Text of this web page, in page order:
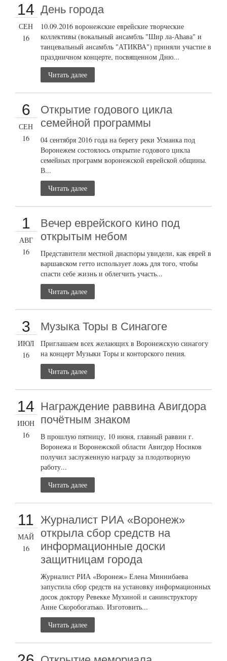
14
СЕН
16
День города
10.09.2016 воронежские еврейские творческие
коллективы (вокальный ансамбль "Шир ла-Аhава" и
танцевальный ансамбль "АТИКВА") приняли участие в
праздничном концерте, посвященном Дню...
Читать далее
6
СЕН
16
Открытие годового цикла
семейной программы
04 сентября 2016 года на берегу реки Усманка под
Воронежем состоялось открытие годового цикла
семейных программ воронежской еврейской общины.
В...
Читать далее
1
АВГ
16
Вечер еврейского кино под
открытым небом
Представители местной диаспоры увидели, как еврей в
варшавском гетто использует ложь для того, чтобы
спасти себе жизнь и облегчить участь...
Читать далее
3
ИЮЛ
16
Музыка Торы в Синагоге
Приглашаем всех желающих в Воронежскую синагогу
на концерт Музыки Торы и конторского пения.
Читать далее
14
ИЮН
16
Награждение раввина Авигдора
почётным знаком
В прошлую пятницу, 10 июня, главный раввин г.
Воронежа и Воронежской области Авигдор Носиков
получил заслуженную награду за плодотворную
работу...
Читать далее
11
МАЙ
16
Журналист РИА «Воронеж»
открыла сбор средств на
информационные доски
защитницам города
Журналист РИА «Воронеж» Елена Миннибаева
запустила сбор средств на установку информационных
досок доктору Ревекке Мухиной и санинструктору
Анне Скоробогатько. Изготовить...
Читать далее